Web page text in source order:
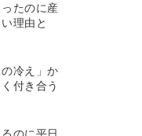
ったのに産
理由と
冷え」か
付き合う
のに平日